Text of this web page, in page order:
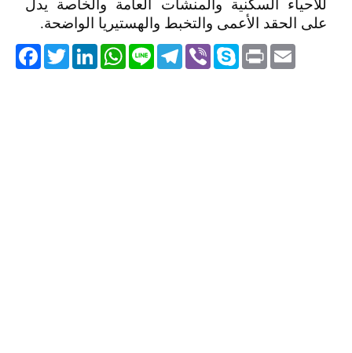
للأحياء السكنية والمنشات العامة والخاصة يدل
على الحقد الأعمى والتخبط والهستيريا الواضحة.
TwitterLinkedIn
WhatsApp Line
Telegram ViberSkype PrintEmail